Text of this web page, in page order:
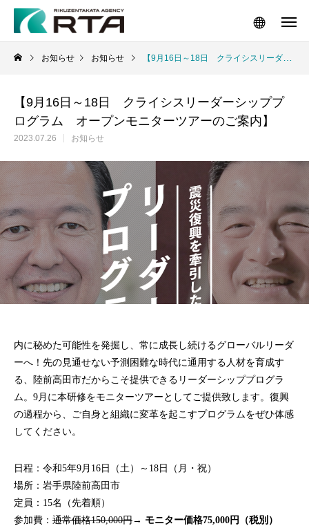
お知らせ お知らせ 【9月16日～18日 クライシスリーダーシッププログラム オープンモニターツアーのご案内】
【9月16日～18日 クライシスリーダーシッププ
ログラム オープンモニターツアーのご案内】
2023.07.26 お知らせ
内に秘めた可能性を発掘し、常に成長し続けるグローバルリーダ
ーへ！先の見通せない予測困難な時代に通用する人材を育成す
る、陸前高田市だからこそ提供できるリーダーシッププログラ
ム。9月に本研修をモニターツアーとしてご提供致します。復興
の過程から、ご自身と組織に変革を起こすプログラムをぜひ体感
してください。
日程：令和5年9月16日（土）～18日（月・祝）
場所：岩手県陸前高田市
定員：15名（先着順）
参加費： 通常価格150,000円→ モニター価格75,000円（税別）